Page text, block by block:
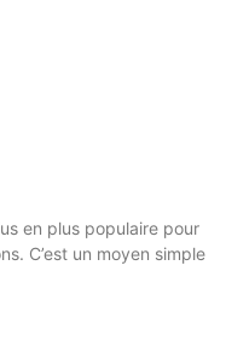
en plus populaire pour
C’est un moyen simple